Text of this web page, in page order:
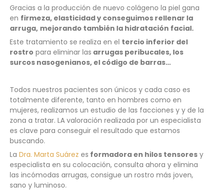
Gracias a la producción de nuevo colágeno la piel gana
en firmeza, elasticidad y conseguimos rellenar la
arruga, mejorando también la hidratación facial.
Este tratamiento se realiza en el tercio inferior del
rostro para eliminar las arrugas peribucales, los
surcos nasogenianos, el código de barras…
Todos nuestros pacientes son únicos y cada caso es
totalmente diferente, tanto en hombres como en
mujeres, realizamos un estudio de las facciones y y de la
zona a tratar. LA valoración realizada por un especialista
es clave para conseguir el resultado que estamos
buscando.
La Dra. Marta Suárez es formadora en hilos tensores y
especialista en su colocación, consulta ahora y elimina
las incómodas arrugas, consigue un rostro más joven,
sano y luminoso.